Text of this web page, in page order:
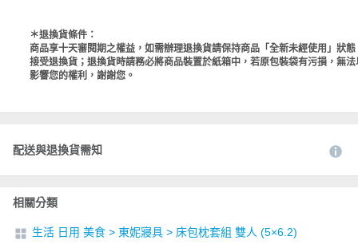
＊退換貨條件：
商品享十天審閱期之權益，如需辦理退換貨請保持商品「全新未經使用」狀
接受退換貨；退換貨時請務必將商品裝置於紙箱中，若原包裝袋有污損，無
影響您的權利，謝謝您。
配送與退換貨需知
相關分類
生活 日用 美食 > 東妮寢具 > 床包枕套組 雙人 (5×6.2)